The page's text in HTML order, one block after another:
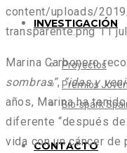
INVESTIGACIÓN
Proyectos
Premios
Bio-spark
CONTACTO
content/uploads/
transparente.png 11
Marina Carbonero
sombras”,“idas y
años, Marina ha
diferente “después
vida con un cáncer de